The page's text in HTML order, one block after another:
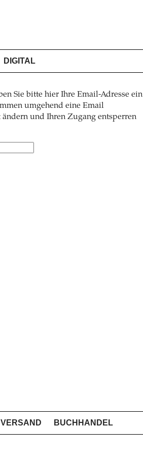
DIGITAL
Sie bitte hier Ihre Email-Adresse ein
umgehend eine Email
und Ihren Zugang entsperren
VERSAND BUCHHANDEL